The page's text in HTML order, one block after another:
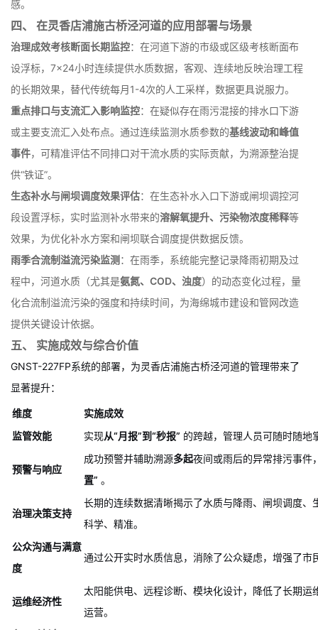
浊度、溶解氧、水温
（如Ⅰ-Ⅴ类）实时向市民发布，提升治水工作的公众参与感和获得
感。
四、 在灵香店浦施古桥泾河道的应用部署与场景
治理成效考核断面长期监控 ：在河道下游的市级或区级考核断面布
设浮标，7×24小时连续提供水质数据，客观、连续地反映治理工程
的长期效果，替代传统每月1-4次的人工采样，数据更具说服力。
重点排口与支流汇入影响监控：在疑似存在雨污混接的排水口下游
或主要支流汇入处布点。通过连续监测水质参数的
事件，可精准评估不同排口对干流水质的实际贡献，为溯源整治提
供“铁证”。
生态补水与闸坝调度效果评估：在生态补水入口下游或闸坝调控河
段设置浮标，实时监测补水带来的溶解氧提升、污染物浓度稀释等
效果，为优化补水方案和闸坝联合调度提供数据反馈。
雨季合流制溢流污染监测：在雨季，系统能完整记录降雨初期及过
程中，河道水质（尤其是
化合流制溢流污染的强度和持续时间，为海绵城市建设和管网改造
提供关键设计依据。
五、 实施成效与综合价值
GNST-227FP系统的部署，为灵香店浦施古桥泾河道的管理带来了
显著提升：
实施成效
实现从“月报”到“秒报”
预警与响应
成功预警并辅助溯源多起夜间或雨后的异常排污事件
置”。
通过公开实时水质信息，消除了公众疑虑，增强了